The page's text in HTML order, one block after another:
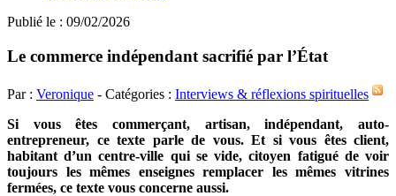
Publié le : 09/02/2026
Le commerce indépendant sacrifié par l’État
Par : Veronique - Catégories : Interviews & réflexions spirituelles
Si vous êtes commerçant, artisan, indépendant, auto-
entrepreneur, ce texte parle de vous. Et si vous êtes client,
habitant d’un centre-ville qui se vide, citoyen fatigué de voir
toujours les mêmes enseignes remplacer les mêmes vitrines
fermées, ce texte vous concerne aussi.